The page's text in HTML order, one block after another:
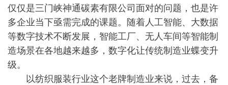
仅仅是三门峡神通碳素有限公司面对的问题，也是许
多企业当下亟需完成的课题。随着人工智能、大数据
等数字技术不断发展，智能工厂、无人车间等智能制
造场景在各地越来越多，数字化让传统制造业蝶变升
级。
以纺织服装行业这个老牌制造业来说，过去，备